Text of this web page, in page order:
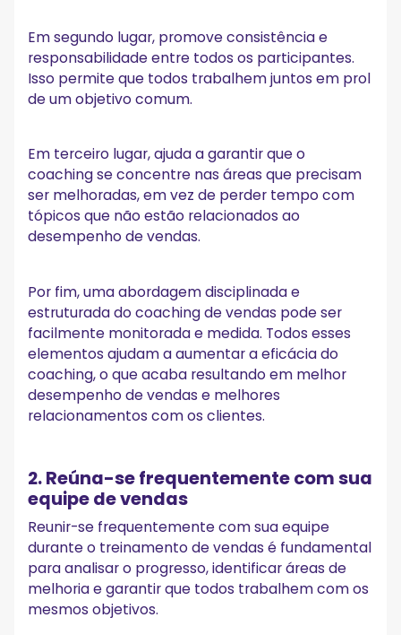
Em segundo lugar, promove consistência e
responsabilidade entre todos os participantes.
Isso permite que todos trabalhem juntos em prol
de um objetivo comum.
Em terceiro lugar, ajuda a garantir que o
coaching se concentre nas áreas que precisam
ser melhoradas, em vez de perder tempo com
tópicos que não estão relacionados ao
desempenho de vendas.
Por fim, uma abordagem disciplinada e
estruturada do coaching de vendas pode ser
facilmente monitorada e medida. Todos esses
elementos ajudam a aumentar a eficácia do
coaching, o que acaba resultando em melhor
desempenho de vendas e melhores
relacionamentos com os clientes.
2. Reúna-se frequentemente com sua
equipe de vendas
Reunir-se frequentemente com sua equipe
durante o treinamento de vendas é fundamental
para analisar o progresso, identificar áreas de
melhoria e garantir que todos trabalhem com os
mesmos objetivos.